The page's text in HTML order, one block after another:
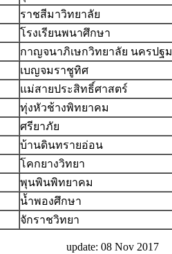
ราชสีมาวิทยาลัย
โรงเรียนพนาศึกษา
กาญจนาภิเษกวิทยาลัย นครปฐม
เบญจมราชูทิศ
แม่สายประสิทธิ์ศาสตร์
ทุ่งหัวช้างพิทยาคม
ศรียาภัย
บ้านดินทรายอ่อน
โคกยางวิทยา
พุนพินพิทยาคม
น้ำพองศึกษา
จักราชวิทยา
update: 08 Nov 2017